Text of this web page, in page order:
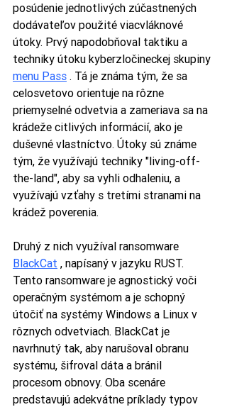
posúdenie jednotlivých zúčastnených
dodávateľov použité viacvláknové
útoky. Prvý napodobňoval taktiku a
techniky útoku kyberzločineckej skupiny
menu Pass . Tá je známa tým, že sa
celosvetovo orientuje na rôzne
priemyselné odvetvia a zameriava sa na
krádeže citlivých informácií, ako je
duševné vlastníctvo. Útoky sú známe
tým, že využívajú techniky "living-off-
the-land", aby sa vyhli odhaleniu, a
využívajú vzťahy s tretími stranami na
krádež poverenia.
Druhý z nich využíval ransomware
BlackCat , napísaný v jazyku RUST.
Tento ransomware je agnostický voči
operačným systémom a je schopný
útočiť na systémy Windows a Linux v
rôznych odvetviach. BlackCat je
navrhnutý tak, aby narušoval obranu
systému, šifroval dáta a bránil
procesom obnovy. Oba scenáre
predstavujú adekvátne príklady typov